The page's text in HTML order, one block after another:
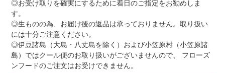
◎お受け取りを確実にするために着日のご指定をお勧めしま
す。
◎生ものの為、お届け後の返品は承っておりません。取り扱い
には十分ご注意ください。
◎伊豆諸島（大島・八丈島を除く）および小笠原村（小笠原諸
島）ではクール便のお取り扱いがございませんので、 フローズ
ンフードのご注文はお受けできません。